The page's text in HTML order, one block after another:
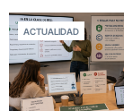
ACTUALIDAD